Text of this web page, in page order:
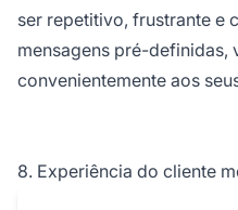
ser repetitivo, frustrante e
mensagens pré-definidas,
convenientemente aos
8. Experiência do cliente